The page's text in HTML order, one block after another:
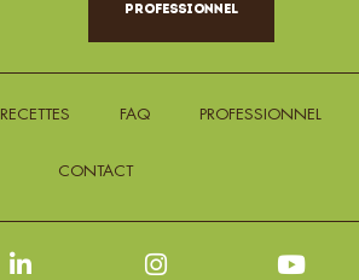
Professionnel
RECETTES FAQ PROFESSIONNEL
CONTACT